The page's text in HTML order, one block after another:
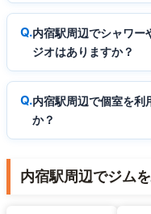
内宿駅周辺でシャワー
ジオはありますか？
内宿駅周辺で個室を利
か？
内宿駅周辺でジム